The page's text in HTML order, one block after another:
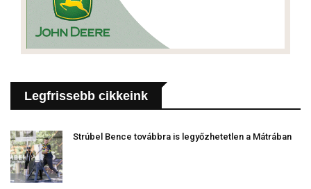
Legfrissebb cikkeink
Strúbel Bence továbbra is legyőzhetetlen a Mátrában